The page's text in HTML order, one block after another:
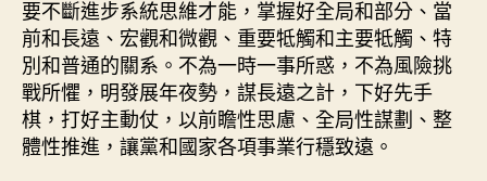
要不斷進步系統思維才能，掌握好全局和部分、當
前和長遠、宏觀和微觀、重要牴觸和主要牴觸、特
別和普通的關系。不為一時一事所惑，不為風險挑
戰所懼，明發展年夜勢，謀長遠之計，下好先手
棋，打好主動仗，以前瞻性思慮、全局性謀劃、整
體性推進，讓黨和國家各項事業行穩致遠。